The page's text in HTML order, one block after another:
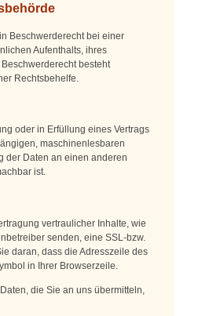
Beschwerderecht bei einer
Aufenthalts, ihres
besteht
Rechtsbehelfe.
oder in Erfüllung eines Vertrags
maschinenlesbaren
der Daten an einen anderen
ist.
vertraulicher Inhalte, wie
senden, eine SSL-bzw.
daran, dass die Adresszeile des
in Ihrer Browserzeile.
die Sie an uns übermitteln,